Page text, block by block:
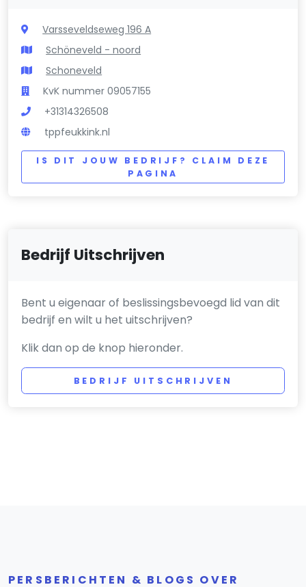
Varsseveldseweg 196 A
Schöneveld - noord
Schoneveld
KvK nummer 09057155
+31314326508
tppfeukkink.nl
IS DIT JOUW BEDRIJF? CLAIM DEZE
PAGINA
Bedrijf Uitschrijven
Bent u eigenaar of beslissingsbevoegd lid van dit
bedrijf en wilt u het uitschrijven?
Klik dan op de knop hieronder.
BEDRIJF UITSCHRIJVEN
PERSBERICHTEN & BLOGS OVER